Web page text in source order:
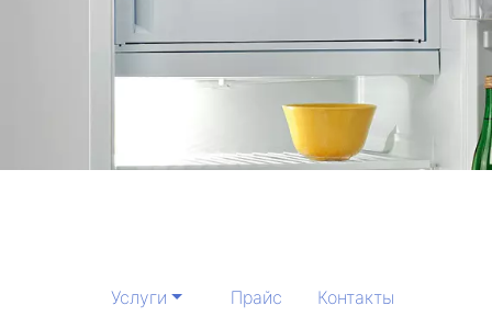
Услуги Прайс
Контакты